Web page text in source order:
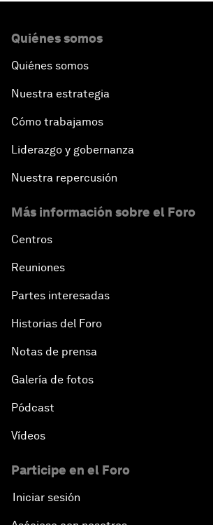
Quiénes somos
Quiénes somos
Nuestra estrategia
Cómo trabajamos
Liderazgo y gobernanza
Nuestra repercusión
Más información sobre el Foro
Centros
Reuniones
Partes interesadas
Historias del Foro
Notas de prensa
Galería de fotos
Pódcast
Vídeos
Participe en el Foro
Iniciar sesión